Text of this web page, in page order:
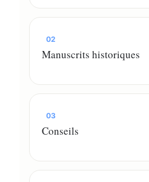
02
Manuscrits historiques
03
Conseils